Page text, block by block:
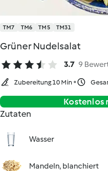
TM7 TM6 TM5 TM31
Grüner Nudelsalat
3.7 9
Zubereitung 10 Min
Kostenlos
Zutaten
Wasser
Mandeln, blanchiert